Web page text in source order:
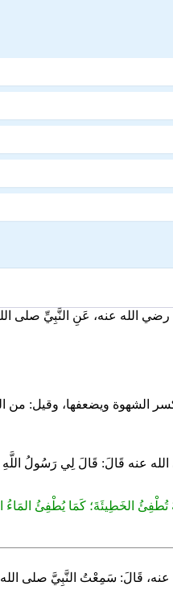
رضي الله عنه، عَنِ النَّبِيِّ صلى
الشهوة ويضعفها، وقيل: من
عنه قَالَ: قَالَ لِي رَسُولُ اللَّهِ
الخَطِيئَةَ؛ كَمَا يُطْفِئُ المَاءُ
قَالَ: سَمِعْتُ النَّبِيَّ صلى